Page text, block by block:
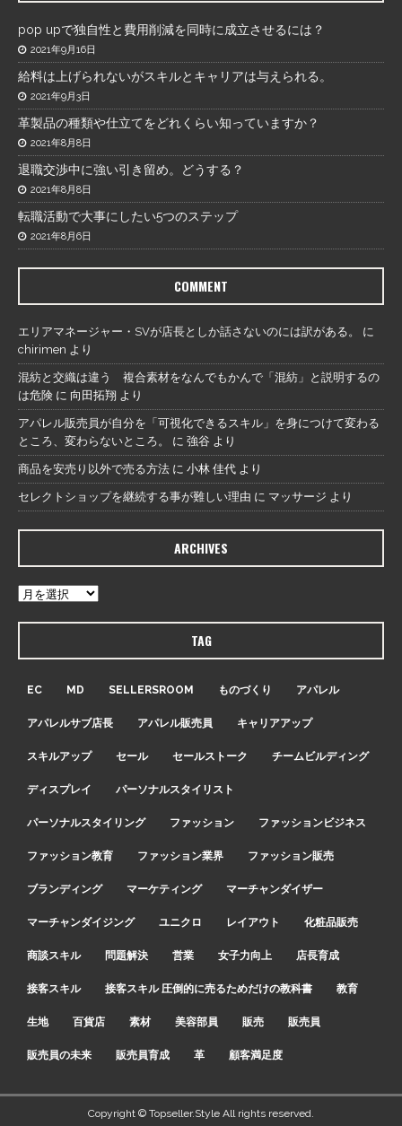
pop upで独自性と費用削減を同時に成立させるには？
2021年9月16日
給料は上げられないがスキルとキャリアは与えられる。
2021年9月3日
革製品の種類や仕立てをどれくらい知っていますか？
2021年8月8日
退職交渉中に強い引き留め。どうする？
2021年8月8日
転職活動で大事にしたい5つのステップ
2021年8月6日
COMMENT
エリアマネージャー・SVが店長としか話さないのには訳がある。
に
chirimen より
混紡と交織は違う 複合素材をなんでもかんで「混紡」と説明するの
は危険 に 向田拓翔 より
アパレル販売員が自分を「可視化できるスキル」を身につけて変わる
ところ、変わらないところ。
に 強谷 より
商品を安売り以外で売る方法 に 小林 佳代 より
セレクトショップを継続する事が難しい理由 に マッサージ より
ARCHIVES
TAG
EC MD SELLERSROOM ものづくり アパレル
アパレルサブ店長 アパレル販売員 キャリアアップ
スキルアップ セール セールストーク チームビルディング
ディスプレイ パーソナルスタイリスト
パーソナルスタイリング ファッション ファッションビジネス
ファッション教育 ファッション業界 ファッション販売
ブランディング マーケティング マーチャンダイザー
マーチャンダイジング ユニクロ レイアウト 化粧品販売
商談スキル 問題解決 営業 女子力向上 店長育成
接客スキル 接客スキル 圧倒的に売るためだけの教科書 教育
生地 百貨店 素材 美容部員 販売 販売員
販売員の未来 販売員育成 革 顧客満足度
Copyright © Topseller.Style All rights reserved.